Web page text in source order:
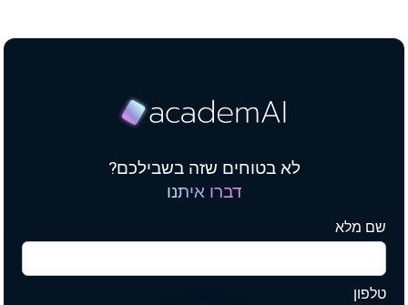
לא בטוחים שזה בשבילכם?
דברו איתנו
שם מלא
טלפון